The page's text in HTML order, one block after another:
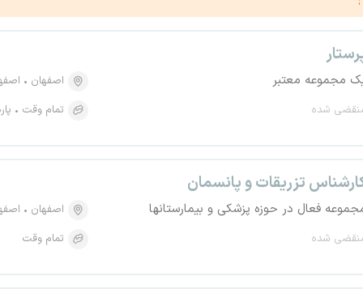
مجموعه معتبر
شده
اصفهان
تمام وقت
تزریقات و پانسمان
فعال در حوزه پزشکی و بیمارستانها
شده
اصفهان
تمام وقت